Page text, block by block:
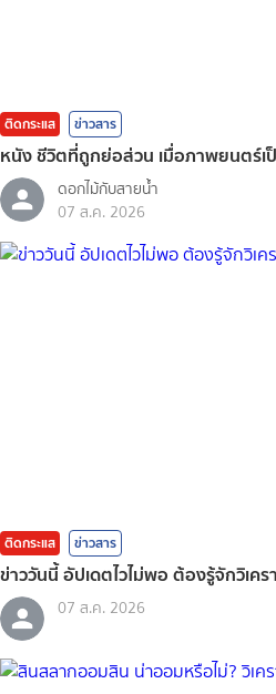
ติดกระแส ข่าวสาร
หนัง ชีวิตที่ถูกย่อส่วน เมื่อภาพยนตร์เ
ดอกไม้กับสายน้ำ
07 ส.ค. 2026
ติดกระแส ข่าวสาร
ข่าววันนี้ อัปเดตไวไม่พอ ต้องรู้จักวิเคร
07 ส.ค. 2026